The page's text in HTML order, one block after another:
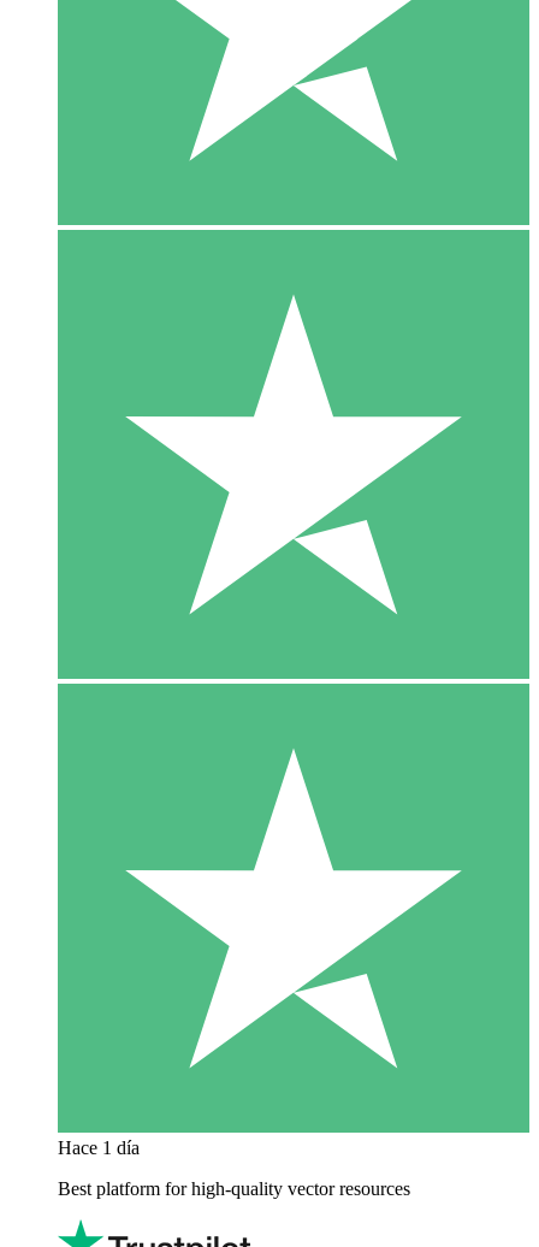
Hace 1 día
Best platform for high-quality vector resources